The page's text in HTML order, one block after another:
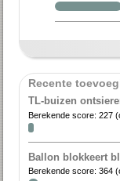
Recente
TL-buizen
Berekende score:227
Ballon blokkeert
Berekende score:364